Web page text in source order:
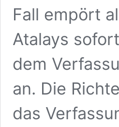
Fall empört
Atalays
dem
an. Die
das